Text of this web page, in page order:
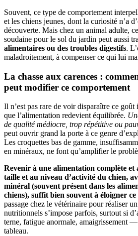
Souvent, ce type de comportement
et les chiens jeunes, dont la curiosité n’a
découverte. Mais chez un animal adulte,
soudaine pour le sol du jardin peut aussi
alimentaires ou des troubles digestifs.
maladroitement, à compenser ce qui lui
La chasse aux carences :
peut modifier ce comportement
Il n’est pas rare de voir disparaître ce
que l’alimentation redevient équilibrée.
de qualité médiocre, trop répétitive ou
peut ouvrir grand la porte à ce genre
Les croquettes bas de gamme,
en minéraux, ne font qu’amplifier le
Revenir à une alimentation complète et
taille et au niveau d’activité du chien,
minéral (souvent présent dans les
chiens), suffit bien souvent à éloigner
passage chez le vétérinaire pour réaliser
nutritionnels s’impose parfois, surtout si
terne, fatigue anormale, amaigrissement
tableau.